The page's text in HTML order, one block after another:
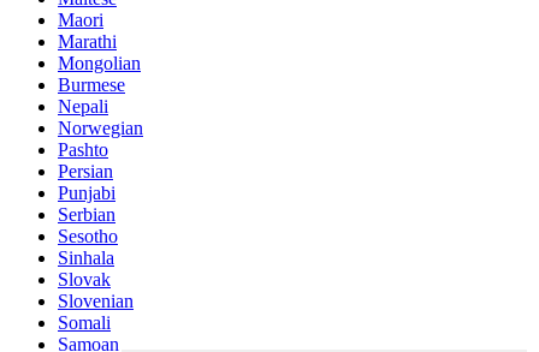
Maori
Marathi
Mongolian
Burmese
Nepali
Norwegian
Pashto
Persian
Punjabi
Serbian
Sesotho
Sinhala
Slovak
Slovenian
Somali
Samoan